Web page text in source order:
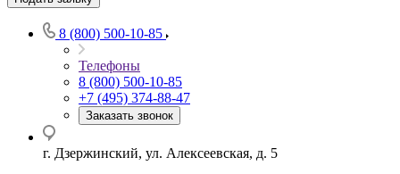
8 (800) 500-10-85
Телефоны
8 (800) 500-10-85
+7 (495) 374-88-47
Заказать звонок
г. Дзержинский, ул. Алексеевская, д. 5